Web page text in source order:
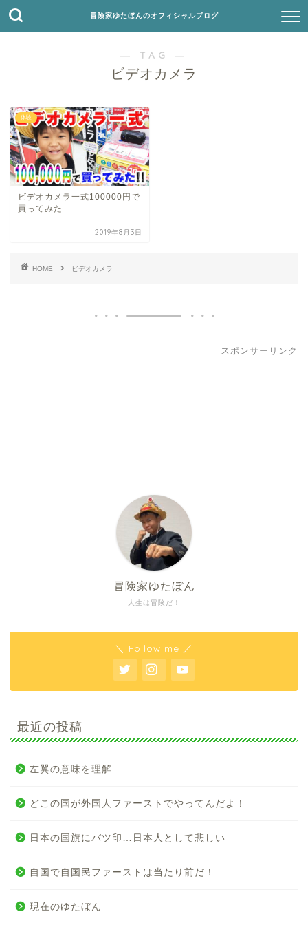
冒険家ゆたぼんのオフィシャルブログ
― TAG ―
ビデオカメラ
体験
ビデオカメラ一式100000円で
買ってみた
2019年8月3日
HOME ビデオカメラ
スポンサーリンク
人生は冒険だ！
冒険家ゆたぼん
＼ Follow me ／
最近の投稿
左翼の意味を理解
どこの国が外国人ファーストでやってんだよ！
日本の国旗にバツ印…日本人として悲しい
自国で自国民ファーストは当たり前だ！
現在のゆたぼん